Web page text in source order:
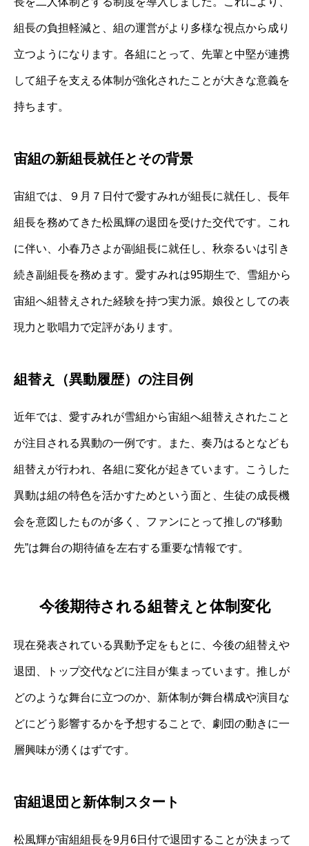
組長の負担軽減と、組の運営がより多様な視点から成り
立つようになります。各組にとって、先輩と中堅が連携
して組子を支える体制が強化されたことが大きな意義を
持ちます。
宙組の新組長就任とその背景
宙組では、９月７日付で愛すみれが組長に就任し、長年
組長を務めてきた松風輝の退団を受けた交代です。これ
に伴い、小春乃さよが副組長に就任し、秋奈るいは引き
続き副組長を務めます。愛すみれは95期生で、雪組から
宙組へ組替えされた経験を持つ実力派。娘役としての表
現力と歌唱力で定評があります。
組替え（異動履歴）の注目例
近年では、愛すみれが雪組から宙組へ組替えされたこと
が注目される異動の一例です。また、奏乃はるとなども
組替えが行われ、各組に変化が起きています。こうした
異動は組の特色を活かすためという面と、生徒の成長機
会を意図したものが多く、ファンにとって推しの“移動
先”は舞台の期待値を左右する重要な情報です。
今後期待される組替えと体制変化
現在発表されている異動予定をもとに、今後の組替えや
退団、トップ交代などに注目が集まっています。推しが
どのような舞台に立つのか、新体制が舞台構成や演目な
どにどう影響するかを予想することで、劇団の動きに一
層興味が湧くはずです。
宙組退団と新体制スタート
松風輝が宙組組長を9月6日付で退団することが決まって